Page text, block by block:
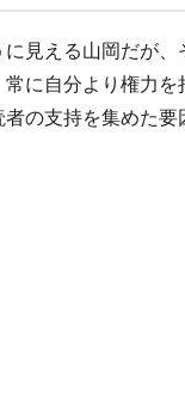
見える山岡だが
に自分より権力
の支持を集めた要